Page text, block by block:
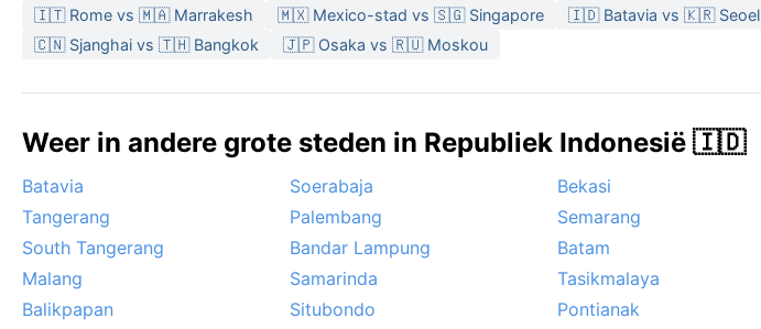
🇮🇹 Rome vs 🇲🇦 Marrakesh 🇲🇽 Mexico-stad vs 🇸🇬 Singapore 🇮🇩 Batavia vs 🇰🇷 Seoel
🇨🇳 Sjanghai vs 🇹🇭 Bangkok
🇯🇵 Osaka vs 🇷🇺 Moskou
Weer in andere grote steden in Republiek Indonesië 🇮🇩
Batavia Soerabaja Bekasi
Tangerang
Palembang Semarang
South Tangerang
Bandar Lampung Batam
Malang
Samarinda Tasikmalaya
Balikpapan
Situbondo Pontianak